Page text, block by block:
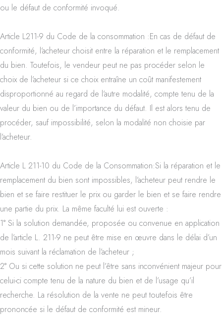
ou le défaut de conformité invoqué.
Article L211-9 du Code de la consommation :En cas de défaut de
conformité, l’acheteur choisit entre la réparation et le remplacement
du bien. Toutefois, le vendeur peut ne pas procéder selon le
choix de l’acheteur si ce choix entraîne un coût manifestement
disproportionné au regard de l’autre modalité, compte tenu de la
valeur du bien ou de l’importance du défaut. Il est alors tenu de
procéder, sauf impossibilité, selon la modalité non choisie par
l’acheteur.
Article L 211-10 du Code de la Consommation:Si la réparation et le
remplacement du bien sont impossibles, l’acheteur peut rendre le
bien et se faire restituer le prix ou garder le bien et se faire rendre
une partie du prix. La même faculté lui est ouverte :
1° Si la solution demandée, proposée ou convenue en application
de l’article L. 211-9 ne peut être mise en œuvre dans le délai d’un
mois suivant la réclamation de l’acheteur ;
2° Ou si cette solution ne peut l’être sans inconvénient majeur pour
celui-ci compte tenu de la nature du bien et de l’usage qu’il
recherche. La résolution de la vente ne peut toutefois être
prononcée si le défaut de conformité est mineur.